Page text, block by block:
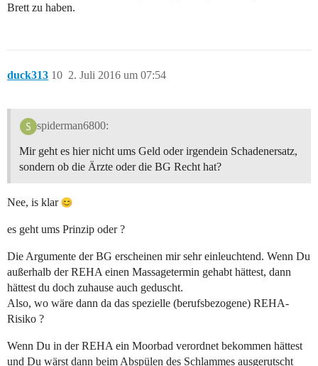
Brett zu haben.
duck313 2. Juli 2016 um 07:54
10
spiderman6800:
Mir geht es hier nicht ums Geld oder irgendein Schadenersatz,
sondern ob die Ärzte oder die BG Recht hat?
Nee, is klar
es geht ums Prinzip oder ?
Die Argumente der BG erscheinen mir sehr einleuchtend. Wenn Du
außerhalb der REHA einen Massagetermin gehabt hättest, dann
hättest du doch zuhause auch geduscht.
Also, wo wäre dann da das spezielle (berufsbezogene) REHA-
Risiko ?
Wenn Du in der REHA ein Moorbad verordnet bekommen hättest
und Du wärst dann beim Abspülen des Schlammes ausgerutscht